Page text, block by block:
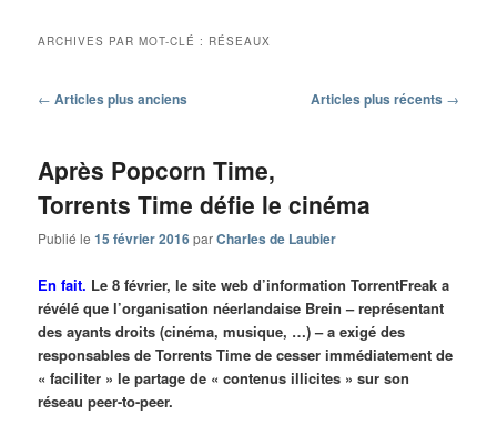
ARCHIVES PAR MOT-CLÉ : RÉSEAUX
Navigation
← Articles plus anciens Articles plus récents →
Après Popcorn Time,
Torrents Time défie le cinéma
Publié le15 février 2016parCharles de Laubier
En fait. Le 8 février, le site web d’information TorrentFreak a
révélé que l’organisation néerlandaise Brein – représentant
des ayants droits (cinéma, musique, …) – a exigé des
responsables de Torrents Time de cesser immédiatement de
« faciliter » le partage de « contenus illicites » sur son
réseau peer-to-peer.